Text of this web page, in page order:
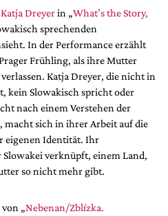
Katja Dreyerin „What’s the Story,
sprechenden
In der Performance erzählt
Frühling, als ihre Mutter
Katja Dreyer, die nicht in
kein Slowakisch spricht oder
nach einem Verstehen der
sich in ihrer Arbeit auf die
eigenen Identität. Ihr
verknüpft, einem Land,
so nicht mehr gibt.
„Nebenan/Zblízka.